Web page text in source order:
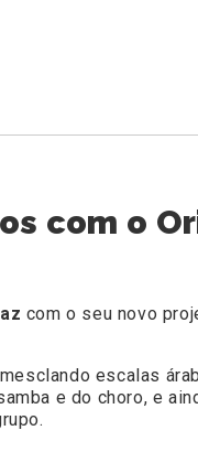
com o
com o seu novo
escalas
e do choro, e